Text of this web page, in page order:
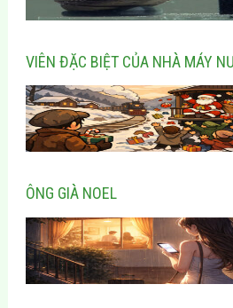
VIÊN ĐẶC BIỆT CỦA NHÀ MÁY
ÔNG GIÀ NOEL